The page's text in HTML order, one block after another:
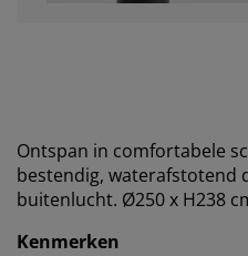
Ontspan in comfortabele
bestendig, waterafstotend
buitenlucht. Ø250 x H238
Kenmerken